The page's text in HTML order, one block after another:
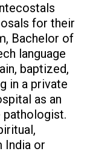
for their
Bachelor of
language
baptized,
in a private
as an
pathologist.
India or